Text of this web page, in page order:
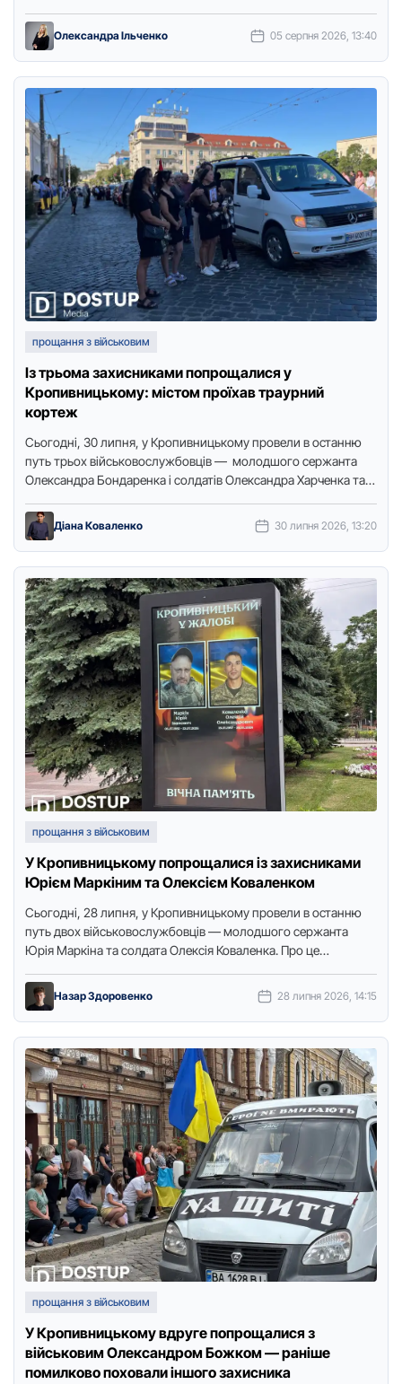
Олександра Ільченко 05 серпня 2026, 13:40
прощання з військовим
Із трьома захисниками попрощалися у
Кропивницькому: містом проїхав траурний
кортеж
Сьогодні, 30 липня, у Кропивницькому провели в останню
путь трьох військовослужбовців — молодшого сержанта
Олександра Бондаренка і солдатів Олександра Харченка та
Діана Коваленко 30 липня 2026, 13:20
прощання з військовим
У Кропивницькому попрощалися із захисниками
Юрієм Маркіним та Олексієм Коваленком
Сьогодні, 28 липня, у Кропивницькому провели в останню
путь двох військовослужбовців — молодшого сержанта
Юрія Маркіна та солдата Олексія Коваленка. Про це
Назар Здоровенко 28 липня 2026, 14:15
прощання з військовим
У Кропивницькому вдруге попрощалися з
військовим Олександром Божком — раніше
помилково поховали іншого захисника